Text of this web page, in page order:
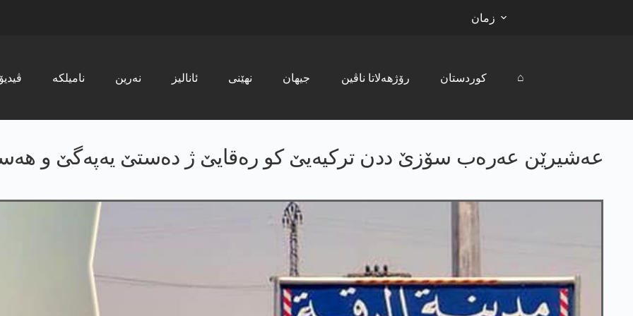
زمان
ڤیدیۆ نامیلکە نەرین ئانالیز نھێنی جیھان رۆژھەلاتا ناڤین کوردستان ⌂
عه‌شیرێن عه‌ره‌ب سۆزێ ددن تركیه‌یێ کو رەقایێ ژ دەستێ یه‌په‌گێ و